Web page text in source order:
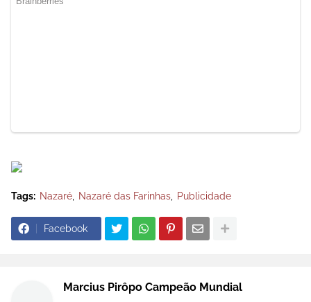
Tags: Nazaré Nazaré das Farinhas Publicidade
Facebook
Marcius Pirôpo Campeão Mundial